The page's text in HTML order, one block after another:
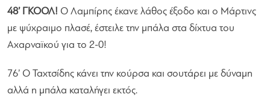
48’ ΓΚΟΟΛ! Ο Λαμπίρης έκανε λάθος έξοδο και ο Μάρτινς
με ψύχραιμο πλασέ, έστειλε την μπάλα στα δίχτυα του
Αχαρναϊκού για το 2-0!
76’ Ο Ταχτσίδης κάνει την κούρσα και σουτάρει με δύναμη
αλλά η μπάλα καταλήγει εκτός.